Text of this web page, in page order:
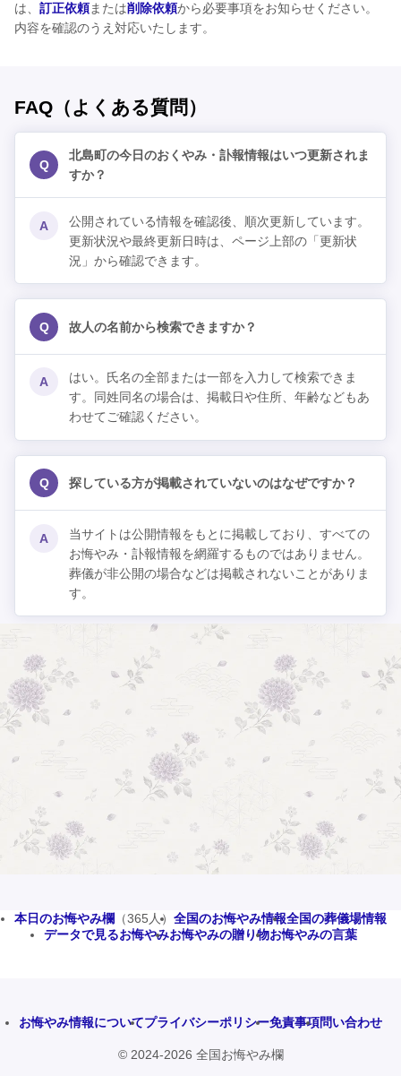
は、 訂正依頼または削除依頼から必要事項をお知らせください。
内容を確認のうえ対応いたします。
FAQ（よくある質問）
Q
北島町の今日のおくやみ・訃報情報はいつ更新されま
すか？
A
公開されている情報を確認後、順次更新しています。
更新状況や最終更新日時は、ページ上部の「更新状
況」から確認できます。
Q 故人の名前から検索できますか？
A
はい。氏名の全部または一部を入力して検索できま
す。同姓同名の場合は、掲載日や住所、年齢などもあ
わせてご確認ください。
Q 探している方が掲載されていないのはなぜですか？
A
当サイトは公開情報をもとに掲載しており、すべての
お悔やみ・訃報情報を網羅するものではありません。
葬儀が非公開の場合などは掲載されないことがありま
す。
本日のお悔やみ欄 （365人） 全国のお悔やみ情報全国の葬儀場情報
データで見るお悔やみお悔やみの贈り物お悔やみの言葉
お悔やみ情報についてプライバシーポリシー免責事項問い合わせ
© 2024-2026 全国お悔やみ欄